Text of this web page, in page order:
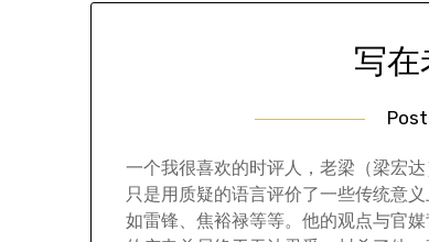
写
一个我很喜欢的时评人，老梁（梁宏
只是用质疑的语言评价了一些传统意
如雷锋、焦裕禄等等。他的观点与官